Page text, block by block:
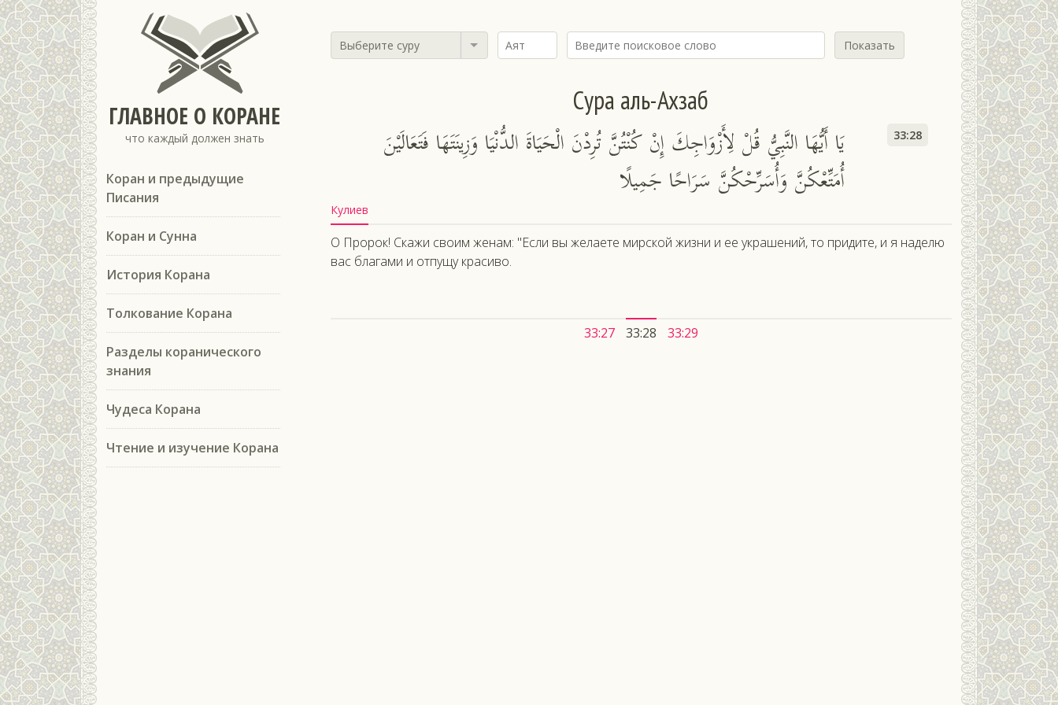
ГЛАВНОЕ О КОРАНЕ
что каждый должен знать
Коран и предыдущие
Писания
Коран и Сунна
История Корана
Толкование Корана
Разделы коранического
знания
Чудеса Корана
Чтение и изучение Корана
Выберите суру Показать
Сура аль-Ахзаб
يَا أَيُّهَا النَّبِيُّ قُلْ لِأَزْوَاجِكَ إِنْ كُنْتُنَّ تُرِدْنَ الْحَيَاةَ الدُّنْيَا وَزِينَتَهَا فَتَعَالَيْنَ
أُمَتِّعْكُنَّ وَأُسَرِّحْكُنَّ سَرَاحًا جَمِيلًا
33:28
Кулиев
О Пророк! Скажи своим женам: "Если вы желаете мирской жизни и ее украшений, то придите, и я наделю
вас благами и отпущу красиво.
33:27 33:28 33:29